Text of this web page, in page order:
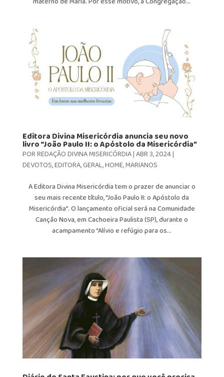
Editora Divina Misericórdia anuncia seu novo
livro “João Paulo II: o Apóstolo da Misericórdia”
PORREDAÇÃO DIVINA MISERICÓRDIA|ABR 3, 2024|
DEVOTOS,EDITORA,GERAL,HOME,MARIANOS
A Editora Divina Misericórdia tem o prazer de anunciar o
seu mais recente título, “João Paulo II: o Apóstolo da
Misericórdia”. O lançamento oficial será na Comunidade
Canção Nova, em Cachoeira Paulista (SP), durante o
acampamento “Alívio e refúgio para os...